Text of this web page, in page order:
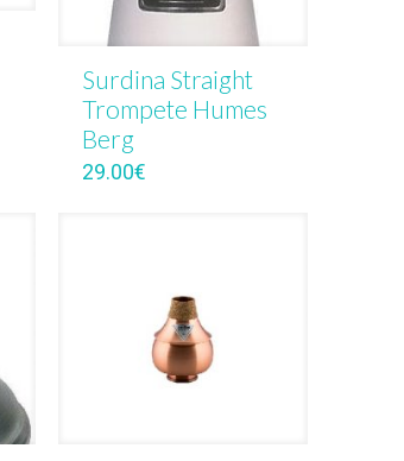
Surdina Straight
Trompete Humes
Berg
29.00€